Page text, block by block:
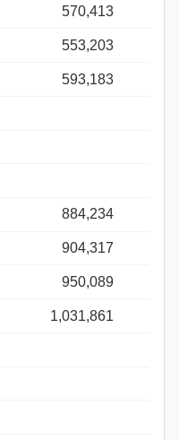
570,413
553,203
593,183
884,234
904,317
950,089
1,031,861